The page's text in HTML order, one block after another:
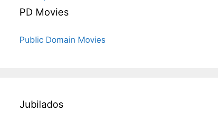
PD Movies
Public Domain Movies
Jubilados